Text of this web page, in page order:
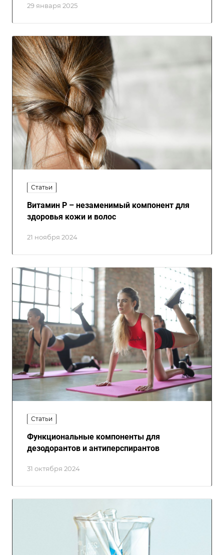
29 января 2025
Статьи
21 ноября 2024
Витамин Р – незаменимый компонент для
здоровья кожи и волос
Статьи
31 октября 2024
Функциональные компоненты для
дезодорантов и антиперспирантов